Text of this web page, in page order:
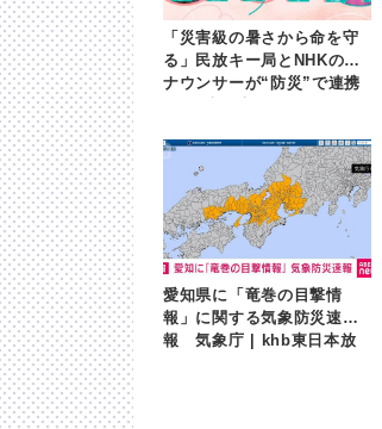
「災害級の暑さから命を守
る」民放キー局とNHKのア
ナウンサーが“防災”で連携
愛知県に「竜巻の目撃情
報」に関する気象防災速
報 気象庁 | khb東日本放